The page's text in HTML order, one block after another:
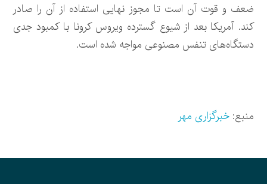
ضعف و قوت آن است تا مجوز نهایی استفاده از آن را صادر
کند. آمریکا بعد از شیوع گسترده ویروس کرونا با کمبود جدی
دستگاه‌های تنفس مصنوعی مواجه شده است.
منبع:خبرگزاری مهر